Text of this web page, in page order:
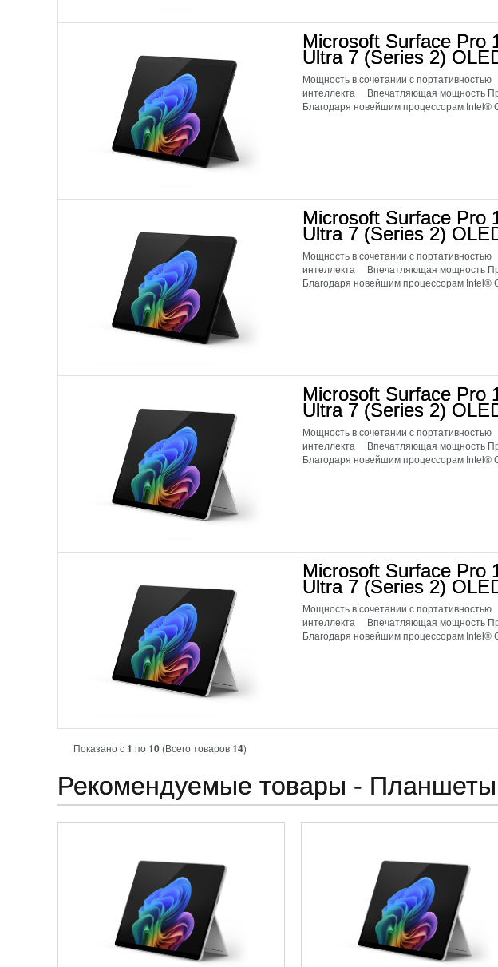
Microsoft Surface Pro
Ultra 7 (Series 2)
Мощность в сочетании с
интеллекта Впечатляющая мощность
Благодаря новейшим процессорам Intel®
Microsoft Surface Pro
Ultra 7 (Series 2)
Мощность в сочетании с
интеллекта Впечатляющая мощность
Благодаря новейшим процессорам Intel®
Microsoft Surface Pro
Ultra 7 (Series 2)
Мощность в сочетании с
интеллекта Впечатляющая мощность
Благодаря новейшим процессорам Intel®
Microsoft Surface Pro
Ultra 7 (Series 2)
Мощность в сочетании с
интеллекта Впечатляющая мощность
Благодаря новейшим процессорам Intel®
Показано с1 по10 (Всего товаров14)
Рекомендуемые товары - Планшеты